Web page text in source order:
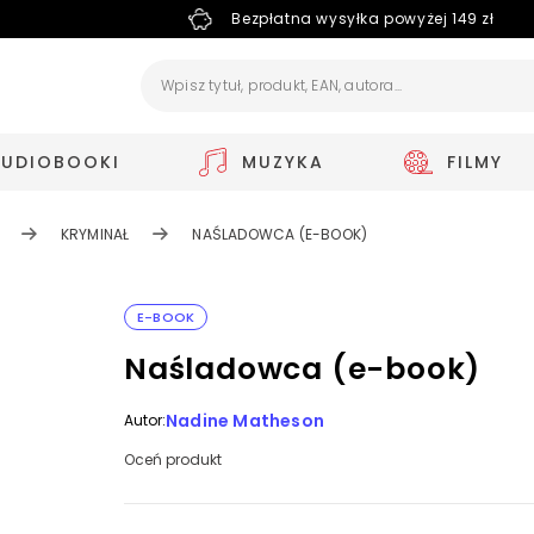
Bezpłatna wysyłka powyżej 149 zł
MUZYKA FILMY
KRYMINAŁ NAŚLADOWCA (E-BOOK)
E-BOOK
Naśladowca (e-book)
Autor:Nadine Matheson
Oceń produkt